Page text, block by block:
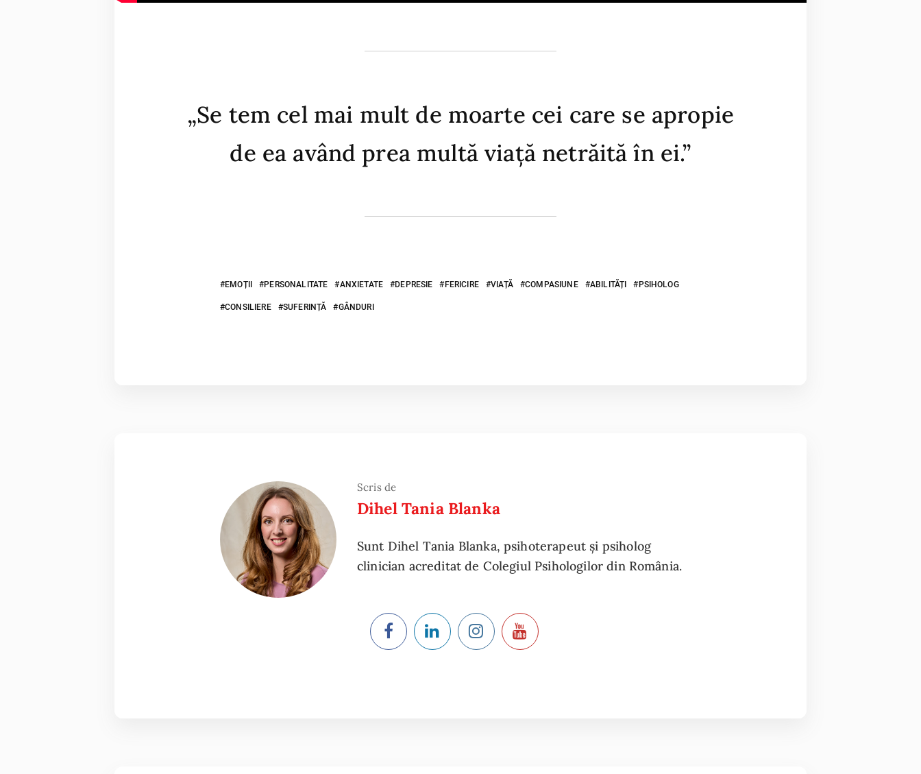
„Se tem cel mai mult de moarte cei care se apropie
de ea având prea multă viață netrăită în ei.”
EMOȚII PERSONALITATE ANXIETATE DEPRESIE FERICIRE VIAȚĂ COMPASIUNE ABILITĂȚI PSIHOLOG
CONSILIERE SUFERINȚĂ GÂNDURI
Scris de
Dihel Tania Blanka
Sunt Dihel Tania Blanka, psihoterapeut și psiholog
clinician acreditat de Colegiul Psihologilor din România.